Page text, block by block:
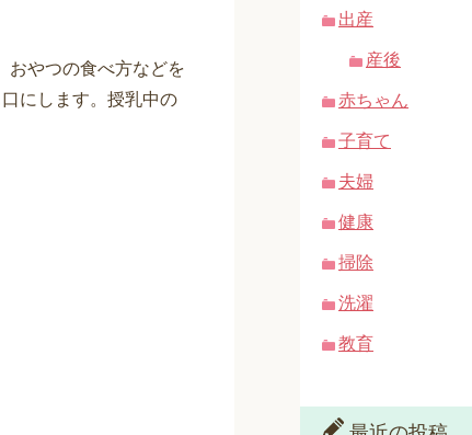
おやつの食べ方などを
にします。授乳中の
出産
産後
赤ちゃん
子育て
夫婦
健康
掃除
洗濯
教育